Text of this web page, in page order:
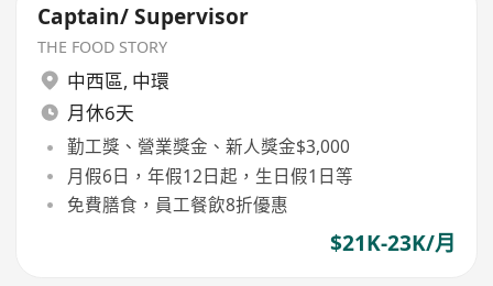
Captain/ Supervisor
THE FOOD STORY
中西區, 中環
月休6天
勤工獎、營業獎金、新人獎金$3,000
月假6日，年假12日起，生日假1日等
免費膳食，員工餐飲8折優惠
$21K-23K/月